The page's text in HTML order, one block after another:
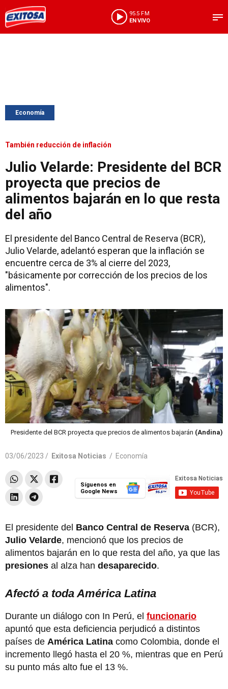
95.5 FM
EN VIVO
Economía
También reducción de inflación
Julio Velarde: Presidente del BCR
proyecta que precios de
alimentos bajarán en lo que resta
del año
El presidente del Banco Central de Reserva (BCR),
Julio Velarde, adelantó esperan que la inflación se
encuentre cerca de 3% al cierre del 2023,
"básicamente por corrección de los precios de los
alimentos".
Presidente del BCR proyecta que precios de alimentos bajarán (Andina)
03/06/2023 / Exitosa Noticias / Economía
Síguenos en
Google News
El presidente del Banco Central de Reserva (BCR),
Julio Velarde, mencionó que los precios de
alimentos bajarán en lo que resta del año, ya que las
presiones al alza han desaparecido.
Afectó a toda América Latina
Durante un diálogo con In Perú, el funcionario
apuntó que esta deficiencia perjudicó a distintos
países de América Latina como Colombia, donde el
incremento llegó hasta el 20 %, mientras que en Perú
su punto más alto fue el 13 %.